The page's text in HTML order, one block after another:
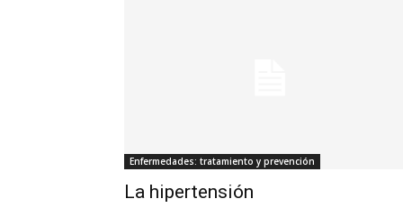
Enfermedades: tratamiento y prevención
La hipertensión